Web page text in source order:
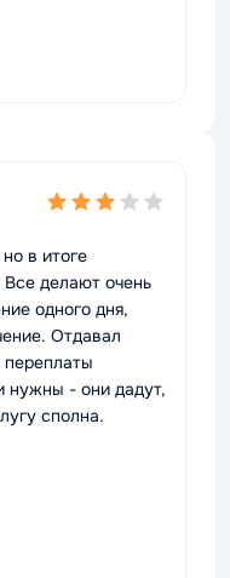
в итоге
Все делают очень
одного дня,
Отдавал
нужны - они дадут,
сполна.